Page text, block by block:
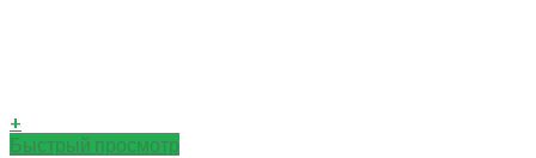
+
Быстрый просмотр